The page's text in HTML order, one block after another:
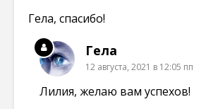
Гела, спасибо!
Гела
12 августа, 2021 в 12:05 пп
Лилия, желаю вам успехов!